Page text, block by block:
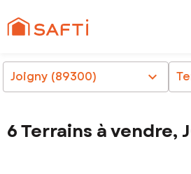
Joigny (89300) chevron_right
6 Terrains à vendre,